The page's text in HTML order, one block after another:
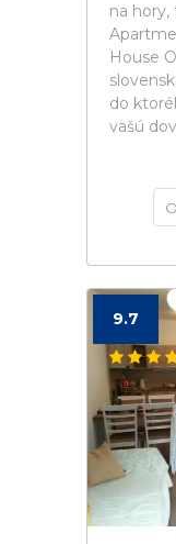
na hory,
House
do
vašú
9.7